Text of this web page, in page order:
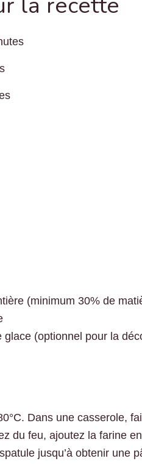
(minimum 30% de
(optionnel pour la
Dans une casserole,
du feu, ajoutez la farine
jusqu’à obtenir une